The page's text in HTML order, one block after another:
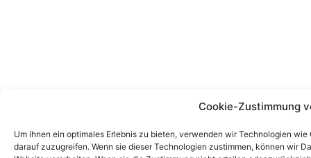
Cookie-Zustimmung
Um ihnen ein optimales Erlebnis zu bieten, verwenden wir Technologien
darauf zuzugreifen. Wenn sie dieser Technologien zustimmen, können wir